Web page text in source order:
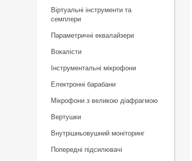
Віртуальні інструменти та
семплери
Параметричні еквалайзери
Вокалісти
Інструментальні мікрофони
Електронні барабани
Мікрофони з великою діафрагмою
Вертушки
Внутрішньовушний моніторинг
Попередні підсилювачі